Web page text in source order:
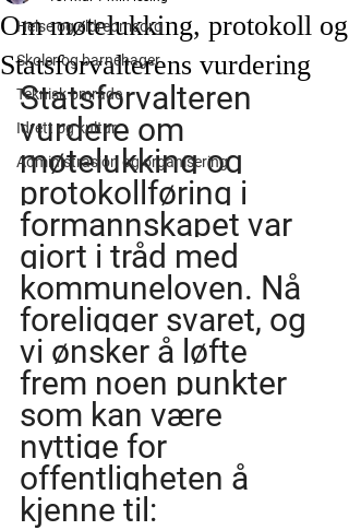
Helse og eldreomsorg
Skoler og barnehager
Teknisk område
Idrett og kultur
Administrasjon og organisering
Om møtelukking, protokoll og
Statsforvalterens vurdering
Statsforvalteren
vurdere om
møtelukking og
protokollføring i
formannskapet var
gjort i tråd med
kommuneloven. Nå
foreligger svaret, og
vi ønsker å løfte
frem noen punkter
som kan være
nyttige for
offentligheten å
kjenne til: